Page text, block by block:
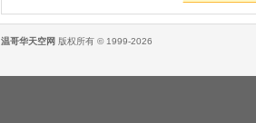
温哥华天空网 版权所有 © 1999-2026